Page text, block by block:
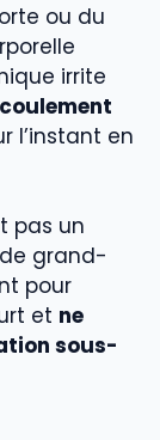
ou du
irrite
l’instant en
pas un
grand-
pour
et ne
sous-